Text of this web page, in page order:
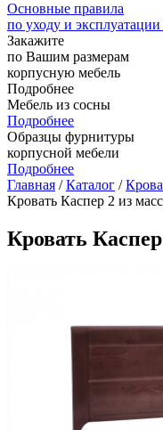
Основные правила
по уходу и
Закажите
по Вашим размерам
корпусную мебель
Подробнее
Мебель из сосны
Подробнее
Образцы фурнитуры
корпусной мебели
Подробнее
Главная /Каталог /
Кровать Каспер 2 из
Кровать